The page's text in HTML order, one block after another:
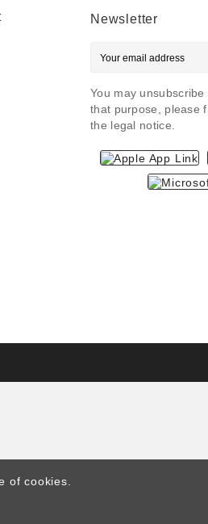
of cookies.
Newsletter
You may
that purpose, please
the legal notice.